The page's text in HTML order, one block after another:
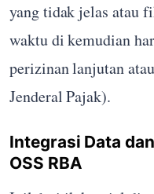
yang tidak jelas atau
waktu di kemudian
perizinan lanjutan
Jenderal Pajak).
Integrasi Data
OSS RBA